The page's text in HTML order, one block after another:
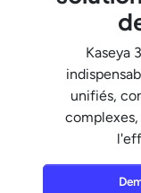
Kaseya
unifiés,